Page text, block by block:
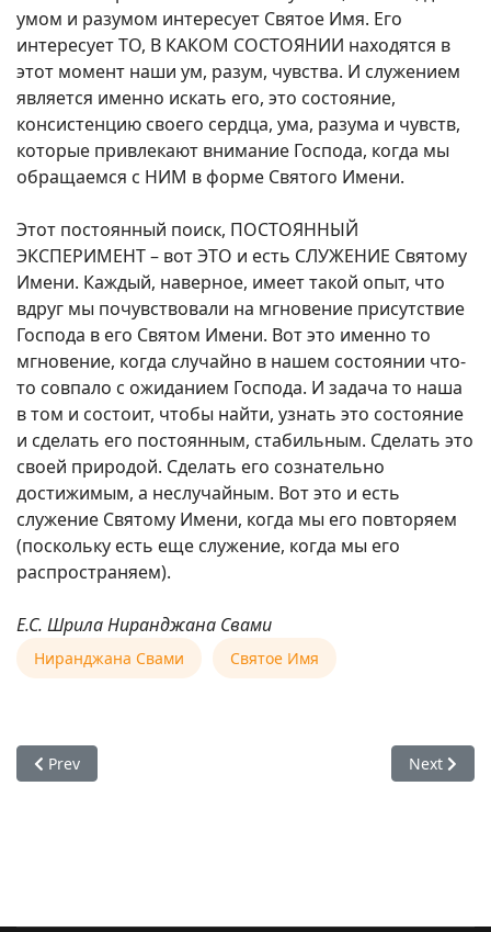
умом и разумом интересует Святое Имя. Его
интересует ТО, В КАКОМ СОСТОЯНИИ находятся в
этот момент наши ум, разум, чувства. И служением
является именно искать его, это состояние,
консистенцию своего сердца, ума, разума и чувств,
которые привлекают внимание Господа, когда мы
обращаемся с НИМ в форме Святого Имени.
Этот постоянный поиск, ПОСТОЯННЫЙ
ЭКСПЕРИМЕНТ – вот ЭТО и есть СЛУЖЕНИЕ Святому
Имени. Каждый, наверное, имеет такой опыт, что
вдруг мы почувствовали на мгновение присутствие
Господа в его Святом Имени. Вот это именно то
мгновение, когда случайно в нашем состоянии что-
то совпало с ожиданием Господа. И задача то наша
в том и состоит, чтобы найти, узнать это состояние
и сделать его постоянным, стабильным. Сделать это
своей природой. Сделать его сознательно
достижимым, а неслучайным. Вот это и есть
служение Святому Имени, когда мы его повторяем
(поскольку есть еще служение, когда мы его
распространяем).
Е.С. Шрила Ниранджана Свами
Ниранджана Свами Святое Имя
Previous article: Е.С. Ниранджана Свами: Кришна очень
Prev Next
Next